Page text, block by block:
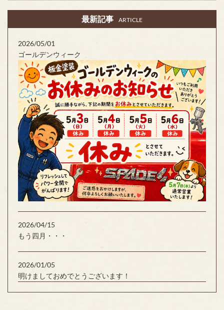
最新記事 ARTICLE
2026/05/01
ゴールデンウィーク
2026/04/15
もう四月・・・
2026/01/05
明けましておめでとうございます！